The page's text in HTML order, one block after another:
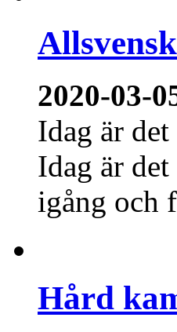
2020-03-
Idag är
Idag är
igång och
Hård